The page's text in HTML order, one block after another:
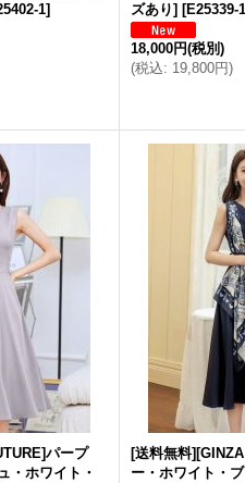
1]
ズあり] [E25339-1
18,000円(税別)
(税込: 19,800円)
パープ
・ホワイト・
[送料無料
ー・ホワイト・